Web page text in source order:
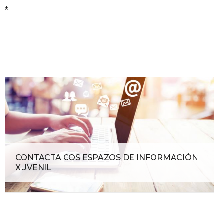
*
CONTACTA COS ESPAZOS DE INFORMACIÓN
XUVENIL